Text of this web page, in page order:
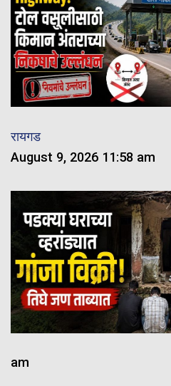
रायगड
August 9, 2026 11:58 am
am